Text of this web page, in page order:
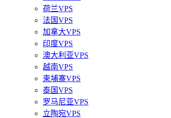
荷兰VPS
法国VPS
加拿大VPS
印度VPS
澳大利亚VPS
越南VPS
柬埔寨VPS
泰国VPS
罗马尼亚VPS
立陶宛VPS